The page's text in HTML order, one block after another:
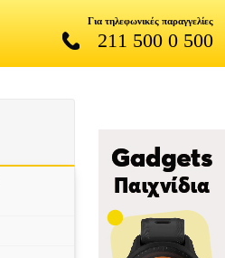
Για τηλεφωνικές παραγγελίες
211 500 0 500